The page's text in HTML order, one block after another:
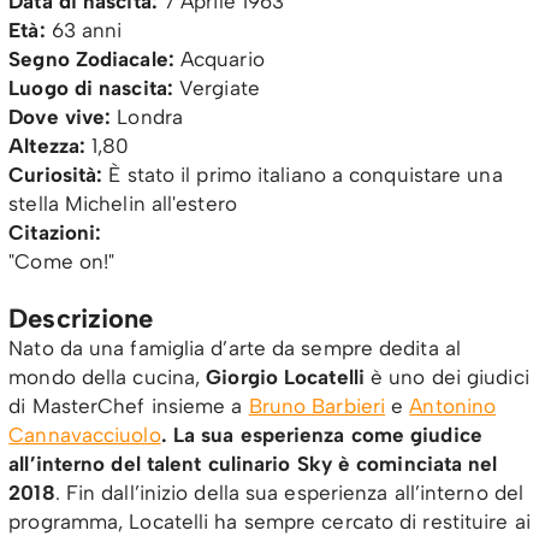
Età: 63 anni
Segno Zodiacale: Acquario
Luogo di nascita:Vergiate
Dove vive: Londra
Altezza:1,80
Curiosità: È stato il primo italiano a conquistare una
stella Michelin all'estero
Citazioni:
"Come on!"
Descrizione
Nato da una famiglia d’arte da sempre dedita al
mondo della cucina,Giorgio Locatelli è uno dei giudici
di MasterChef insieme a Bruno Barbieri eAntonino
Cannavacciuolo. La sua esperienza come giudice
all’interno del talent culinario Sky è cominciata nel
2018. Fin dall’inizio della sua esperienza all’interno del
programma, Locatelli ha sempre cercato di restituire ai